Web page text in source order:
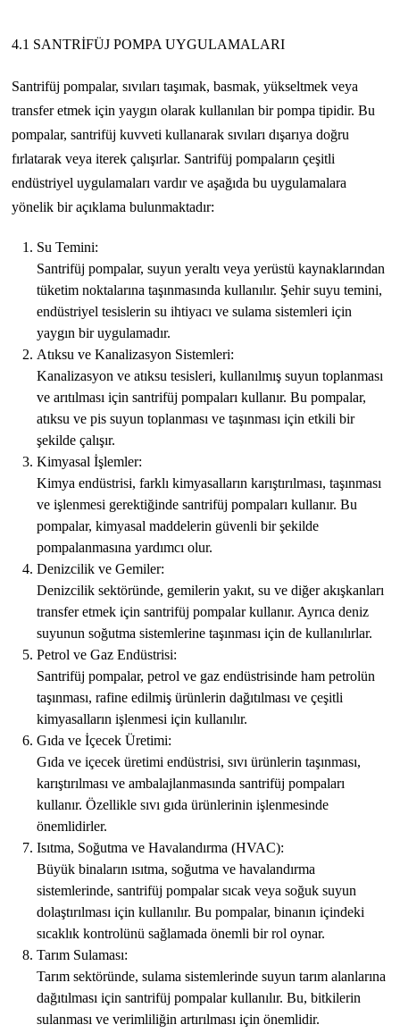
4.1 SANTRİFÜJ POMPA UYGULAMALARI
Santrifüj pompalar, sıvıları taşımak, basmak, yükseltmek veya
transfer etmek için yaygın olarak kullanılan bir pompa tipidir. Bu
pompalar, santrifüj kuvveti kullanarak sıvıları dışarıya doğru
fırlatarak veya iterek çalışırlar. Santrifüj pompaların çeşitli
endüstriyel uygulamaları vardır ve aşağıda bu uygulamalara
yönelik bir açıklama bulunmaktadır:
Su Temini:
Santrifüj pompalar, suyun yeraltı veya yerüstü kaynaklarından
tüketim noktalarına taşınmasında kullanılır. Şehir suyu temini,
endüstriyel tesislerin su ihtiyacı ve sulama sistemleri için
yaygın bir uygulamadır.
Atıksu ve Kanalizasyon Sistemleri:
Kanalizasyon ve atıksu tesisleri, kullanılmış suyun toplanması
ve arıtılması için santrifüj pompaları kullanır. Bu pompalar,
atıksu ve pis suyun toplanması ve taşınması için etkili bir
şekilde çalışır.
Kimyasal İşlemler:
Kimya endüstrisi, farklı kimyasalların karıştırılması, taşınması
ve işlenmesi gerektiğinde santrifüj pompaları kullanır. Bu
pompalar, kimyasal maddelerin güvenli bir şekilde
pompalanmasına yardımcı olur.
Denizcilik ve Gemiler:
Denizcilik sektöründe, gemilerin yakıt, su ve diğer akışkanları
transfer etmek için santrifüj pompalar kullanır. Ayrıca deniz
suyunun soğutma sistemlerine taşınması için de kullanılırlar.
Petrol ve Gaz Endüstrisi:
Santrifüj pompalar, petrol ve gaz endüstrisinde ham petrolün
taşınması, rafine edilmiş ürünlerin dağıtılması ve çeşitli
kimyasalların işlenmesi için kullanılır.
Gıda ve İçecek Üretimi:
Gıda ve içecek üretimi endüstrisi, sıvı ürünlerin taşınması,
karıştırılması ve ambalajlanmasında santrifüj pompaları
kullanır. Özellikle sıvı gıda ürünlerinin işlenmesinde
önemlidirler.
Isıtma, Soğutma ve Havalandırma (HVAC):
Büyük binaların ısıtma, soğutma ve havalandırma
sistemlerinde, santrifüj pompalar sıcak veya soğuk suyun
dolaştırılması için kullanılır. Bu pompalar, binanın içindeki
sıcaklık kontrolünü sağlamada önemli bir rol oynar.
Tarım Sulaması:
Tarım sektöründe, sulama sistemlerinde suyun tarım alanlarına
dağıtılması için santrifüj pompalar kullanılır. Bu, bitkilerin
sulanması ve verimliliğin artırılması için önemlidir.